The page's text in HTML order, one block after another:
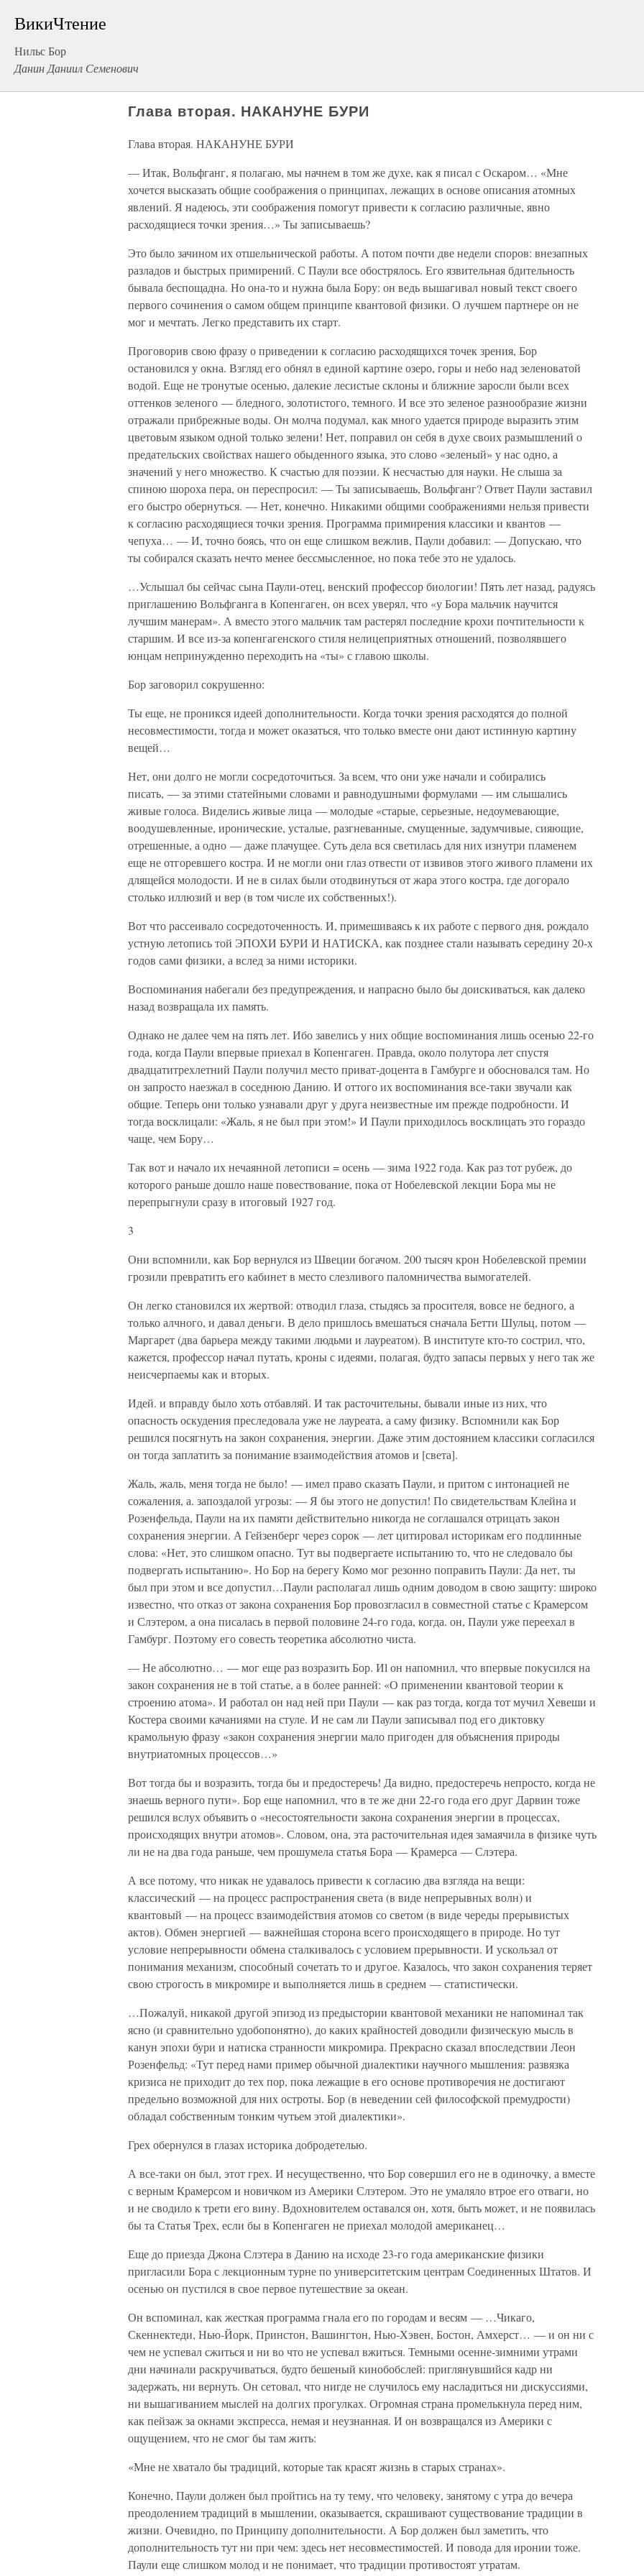
ВикиЧтение
Нильс Бор
Данин Даниил Семенович
Глава вторая. НАКАНУНЕ БУРИ
Глава вторая. НАКАНУНЕ БУРИ
— Итак, Вольфганг, я полагаю, мы начнем в том же духе, как я писал с Оскаром… «Мне
хочется высказать общие соображения о принципах, лежащих в основе описания атомных
явлений. Я надеюсь, эти соображения помогут привести к согласию различные, явно
расходящиеся точки зрения…» Ты записываешь?
Это было зачином их отшельнической работы. А потом почти две недели споров: внезапных
разладов и быстрых примирений. С Паули все обострялось. Его язвительная бдительность
бывала беспощадна. Но она-то и нужна была Бору: он ведь вышагивал новый текст своего
первого сочинения о самом общем принципе квантовой физики. О лучшем партнере он не
мог и мечтать. Легко представить их старт.
Проговорив свою фразу о приведении к согласию расходящихся точек зрения, Бор
остановился у окна. Взгляд его обнял в единой картине озеро, горы и небо над зеленоватой
водой. Еще не тронутые осенью, далекие лесистые склоны и ближние заросли были всех
оттенков зеленого — бледного, золотистого, темного. И все это зеленое разнообразие жизни
отражали прибрежные воды. Он молча подумал, как много удается природе выразить этим
цветовым языком одной только зелени! Нет, поправил он себя в духе своих размышлений о
предательских свойствах нашего обыденного языка, это слово «зеленый» у нас одно, а
значений у него множество. К счастью для поэзии. К несчастью для науки. Не слыша за
спиною шороха пера, он переспросил: — Ты записываешь, Вольфганг? Ответ Паули заставил
его быстро обернуться. — Нет, конечно. Никакими общими соображениями нельзя привести
к согласию расходящиеся точки зрения. Программа примирения классики и квантов —
чепуха… — И, точно боясь, что он еще слишком вежлив, Паули добавил: — Допускаю, что
ты собирался сказать нечто менее бессмысленное, но пока тебе это не удалось.
…Услышал бы сейчас сына Паули-отец, венский профессор биологии! Пять лет назад, радуясь
приглашению Вольфганга в Копенгаген, он всех уверял, что «у Бора мальчик научится
лучшим манерам». А вместо этого мальчик там растерял последние крохи почтительности к
старшим. И все из-за копенгагенского стиля нелицеприятных отношений, позволявшего
юнцам непринужденно переходить на «ты» с главою школы.
Бор заговорил сокрушенно:
Ты еще, не проникся идеей дополнительности. Когда точки зрения расходятся до полной
несовместимости, тогда и может оказаться, что только вместе они дают истинную картину
вещей…
Нет, они долго не могли сосредоточиться. За всем, что они уже начали и собирались
писать, — за этими статейными словами и равнодушными формулами — им слышались
живые голоса. Виделись живые лица — молодые «старые, серьезные, недоумевающие,
воодушевленные, иронические, усталые, разгневанные, смущенные, задумчивые, сияющие,
отрешенные, а одно — даже плачущее. Суть дела вся светилась для них изнутри пламенем
еще не отгоревшего костра. И не могли они глаз отвести от извивов этого живого пламени их
длящейся молодости. И не в силах были отодвинуться от жара этого костра, где догорало
столько иллюзий и вер (в том числе их собственных!).
Вот что рассеивало сосредоточенность. И, примешиваясь к их работе с первого дня, рождало
устную летопись той ЭПОХИ БУРИ И НАТИСКА, как позднее стали называть середину 20-х
годов сами физики, а вслед за ними историки.
Воспоминания набегали без предупреждения, и напрасно было бы доискиваться, как далеко
назад возвращала их память.
Однако не далее чем на пять лет. Ибо завелись у них общие воспоминания лишь осенью 22-го
года, когда Паули впервые приехал в Копенгаген. Правда, около полутора лет спустя
двадцатитрехлетний Паули получил место приват-доцента в Гамбурге и обосновался там. Но
он запросто наезжал в соседнюю Данию. И оттого их воспоминания все-таки звучали как
общие. Теперь они только узнавали друг у друга неизвестные им прежде подробности. И
тогда восклицали: «Жаль, я не был при этом!» И Паули приходилось восклицать это гораздо
чаще, чем Бору…
Так вот и начало их нечаянной летописи = осень — зима 1922 года. Как раз тот рубеж, до
которого раньше дошло наше повествование, пока от Нобелевской лекции Бора мы не
перепрыгнули сразу в итоговый 1927 год.
3
Они вспомнили, как Бор вернулся из Швеции богачом. 200 тысяч крон Нобелевской премии
грозили превратить его кабинет в место слезливого паломничества вымогателей.
Он легко становился их жертвой: отводил глаза, стыдясь за просителя, вовсе не бедного, а
только алчного, и давал деньги. В дело пришлось вмешаться сначала Бетти Шульц, потом —
Маргарет (два барьера между такими людьми и лауреатом). В институте кто-то сострил, что,
кажется, профессор начал путать, кроны с идеями, полагая, будто запасы первых у него так же
неисчерпаемы как и вторых.
Идей. и вправду было хоть отбавляй. И так расточительны, бывали иные из них, что
опасность оскудения преследовала уже не лауреата, а саму физику. Вспомнили как Бор
решился посягнуть на закон сохранения, энергии. Даже этим достоянием классики согласился
он тогда заплатить за понимание взаимодействия атомов и [света].
Жаль, жаль, меня тогда не было! — имел право сказать Паули, и притом с интонацией не
сожаления, а. запоздалой угрозы: — Я бы этого не допустил! По свидетельствам Клейна и
Розенфельда, Паули на их памяти действительно никогда не соглашался отрицать закон
сохранения энергии. А Гейзенберг через сорок — лет цитировал историкам его подлинные
слова: «Нет, это слишком опасно. Тут вы подвергаете испытанию то, что не следовало бы
подвергать испытанию». Но Бор на берегу Комо мог резонно поправить Паули: Да нет, ты
был при этом и все допустил…Паули располагал лишь одним доводом в свою защиту: широко
известно, что отказ от закона сохранения Бор провозгласил в совместной статье с Крамерсом
и Слэтером, а она писалась в первой половине 24-го года, когда. он, Паули уже переехал в
Гамбург. Поэтому его совесть теоретика абсолютно чиста.
— Не абсолютно… — мог еще раз возразить Бор. Иl он напомнил, что впервые покусился на
закон сохранения не в той статье, а в более ранней: «О применении квантовой теории к
строению атома». И работал он над ней при Паули — как раз тогда, когда тот мучил Хевеши и
Костера своими качаниями на стуле. И не сам ли Паули записывал под его диктовку
крамольную фразу «закон сохранения энергии мало пригоден для объяснения природы
внутриатомных процессов…»
Вот тогда бы и возразить, тогда бы и предостеречь! Да видно, предостеречь непросто, когда не
знаешь верного пути». Бор еще напомнил, что в те же дни 22-го года его друг Дарвин тоже
решился вслух объявить о «несостоятельности закона сохранения энергии в процессах,
происходящих внутри атомов». Словом, она, эта расточительная идея замаячила в физике чуть
ли не на два года раньше, чем прошумела статья Бора — Крамерса — Слэтера.
А все потому, что никак не удавалось привести к согласию два взгляда на вещи:
классический — на процесс распространения света (в виде непрерывных волн) и
квантовый — на процесс взаимодействия атомов со светом (в виде череды прерывистых
актов). Обмен энергией — важнейшая сторона всего происходящего в природе. Но тут
условие непрерывности обмена сталкивалось с условием прерывности. И ускользал от
понимания механизм, способный сочетать то и другое. Казалось, что закон сохранения теряет
свою строгость в микромире и выполняется лишь в среднем — статистически.
…Пожалуй, никакой другой эпизод из предыстории квантовой механики не напоминал так
ясно (и сравнительно удобопонятно), до каких крайностей доводили физическую мысль в
канун эпохи бури и натиска странности микромира. Прекрасно сказал впоследствии Леон
Розенфельд: «Тут перед нами пример обычной диалектики научного мышления: развязка
кризиса не приходит до тех пор, пока лежащие в его основе противоречия не достигают
предельно возможной для них остроты. Бор (в неведении сей философской премудрости)
обладал собственным тонким чутьем этой диалектики».
Грех обернулся в глазах историка добродетелью.
А все-таки он был, этот грех. И несущественно, что Бор совершил его не в одиночку, а вместе
с верным Крамерсом и новичком из Америки Слэтером. Это не умаляло втрое его отваги, но
и не сводило к трети его вину. Вдохновителем оставался он, хотя, быть может, и не появилась
бы та Статья Трех, если бы в Копенгаген не приехал молодой американец…
Еще до приезда Джона Слэтера в Данию на исходе 23-го года американские физики
пригласили Бора с лекционным турне по университетским центрам Соединенных Штатов. И
осенью он пустился в свое первое путешествие за океан.
Он вспоминал, как жесткая программа гнала его по городам и весям — …Чикаго,
Скеннектеди, Нью-Йорк, Принстон, Вашингтон, Нью-Хэвен, Бостон, Амхерст… — и он ни с
чем не успевал сжиться и ни во что не успевал вжиться. Темными осенне-зимними утрами
дни начинали раскручиваться, будто бешеный кинобобслей: приглянувшийся кадр ни
задержать, ни вернуть. Он сетовал, что нигде не случилось ему насладиться ни дискуссиями,
ни вышагиванием мыслей на долгих прогулках. Огромная страна промелькнула перед ним,
как пейзаж за окнами экспресса, немая и неузнанная. И он возвращался из Америки с
ощущением, что не смог бы там жить:
«Мне не хватало бы традиций, которые так красят жизнь в старых странах».
Конечно, Паули должен был пройтись на ту тему, что человеку, занятому с утра до вечера
преодолением традиций в мышлении, оказывается, скрашивают существование традиции в
жизни. Очевидно, по Принципу дополнительности. А Бор должен был заметить, что
дополнительность тут ни при чем: здесь нет несовместимостей. И повода для иронии тоже.
Паули еще слишком молод и не понимает, что традиции противостоят утратам.